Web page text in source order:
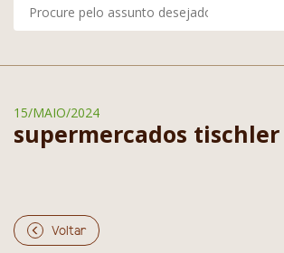
15/MAIO/2024
supermercados tischler
Voltar